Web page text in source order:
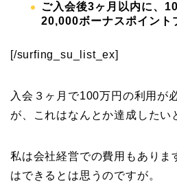
ご入会後3ヶ月以内に、
20,000ボーナスポイント
[/surfing_su_list_ex]
入会３ヶ月で100万円の利用が
が、これはなんとか達成したい
私は会社経営での費用もありま
はできるとは思うのですが。